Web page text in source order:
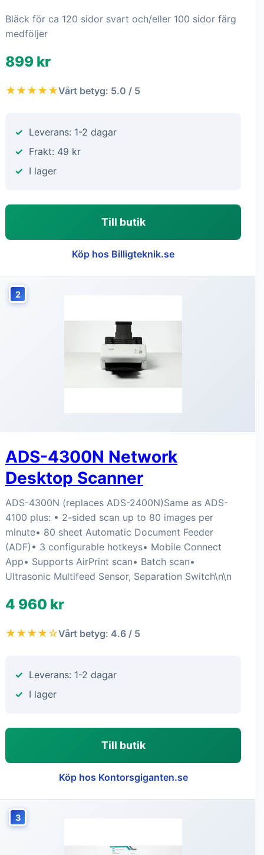
Bläck för ca 120 sidor svart och/eller 100 sidor färg
medföljer
899 kr
★★★★★Vårt betyg: 5.0 / 5
Leverans: 1-2 dagar
Frakt: 49 kr
I lager
Till butik
Köp hos Billigteknik.se
2
ADS-4300N Network
Desktop Scanner
ADS-4300N (replaces ADS-2400N)Same as ADS-
4100 plus: • 2-sided scan up to 80 images per
minute• 80 sheet Automatic Document Feeder
(ADF)• 3 configurable hotkeys• Mobile Connect
App• Supports AirPrint scan• Batch scan•
Ultrasonic Multifeed Sensor, Separation Switch\n\n
4 960 kr
★★★★☆Vårt betyg: 4.6 / 5
Leverans: 1-2 dagar
I lager
Till butik
Köp hos Kontorsgiganten.se
3